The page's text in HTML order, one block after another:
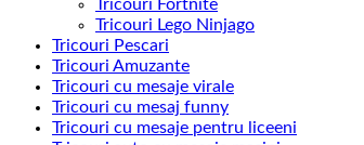
Tricouri Fortnite
Tricouri Lego Ninjago
Tricouri Pescari
Tricouri Amuzante
Tricouri cu mesaje virale
Tricouri cu mesaj funny
Tricouri cu mesaje pentru liceeni